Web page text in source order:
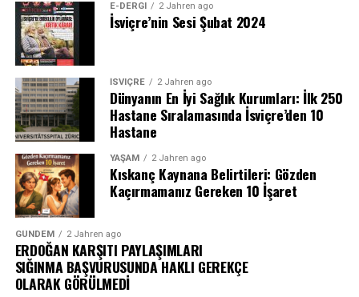
E-DERGI 2 Jahren ago
İsviçre’nin Sesi Şubat 2024
İSVIÇRE 2 Jahren ago
Dünyanın En İyi Sağlık Kurumları: İlk 250
Hastane Sıralamasında İsviçre’den 10
Hastane
YAŞAM 2 Jahren ago
Kıskanç Kaynana Belirtileri: Gözden
Kaçırmamanız Gereken 10 İşaret
GÜNDEM 2 Jahren ago
ERDOĞAN KARŞITI PAYLAŞIMLARI
SIĞINMA BAŞVURUSUNDA HAKLI GEREKÇE
OLARAK GÖRÜLMEDİ